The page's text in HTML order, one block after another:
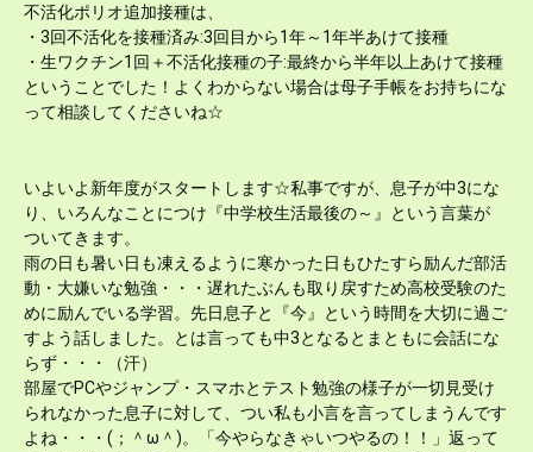
不活化ポリオ追加接種は、
・3回不活化を接種済み:3回目から1年～1年半あけて接種
・生ワクチン1回＋不活化接種の子:最終から半年以上あけて接種
ということでした！よくわからない場合は母子手帳をお持ちにな
って相談してくださいね☆
いよいよ新年度がスタートします☆私事ですが、息子が中3にな
り、いろんなことにつけ『中学校生活最後の～』という言葉が
ついてきます。
雨の日も暑い日も凍えるように寒かった日もひたすら励んだ部活
動・大嫌いな勉強・・・遅れたぶんも取り戻すため高校受験のた
めに励んでいる学習。先日息子と『今』という時間を大切に過ご
すよう話しました。とは言っても中3となるとまともに会話にな
らず・・・（汗）
部屋でPCやジャンプ・スマホとテスト勉強の様子が一切見受け
られなかった息子に対して、つい私も小言を言ってしまうんです
よね・・・(；＾ω＾)。「今やらなきゃいつやるの！！」返って